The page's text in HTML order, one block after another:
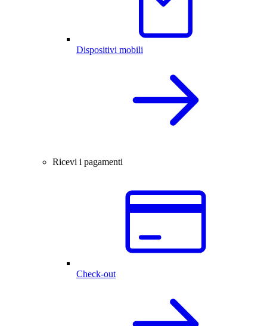
Dispositivi mobili
Ricevi i pagamenti
Check-out